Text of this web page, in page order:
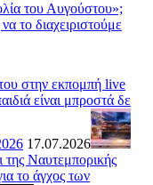
του Αυγούστου»;
το διαχειριστούμε
στην εκπομπή live
είναι μπροστά δε
17.07.2026
Ναυτεμπορικής
το άγχος των